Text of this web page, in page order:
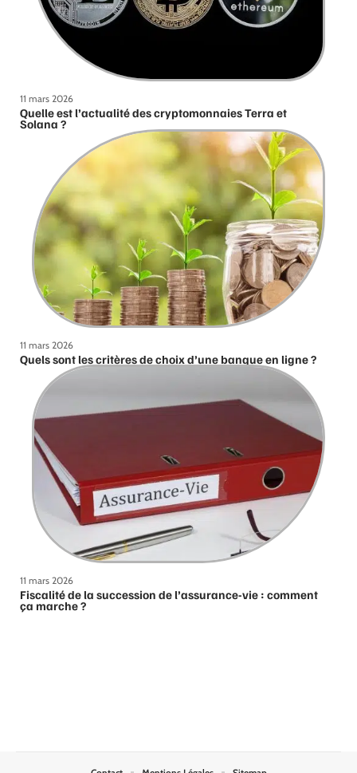
11 mars 2026
Quelle est l’actualité des cryptomonnaies Terra et
Solana ?
11 mars 2026
Quels sont les critères de choix d’une banque en ligne ?
11 mars 2026
Fiscalité de la succession de l’assurance-vie : comment
ça marche ?